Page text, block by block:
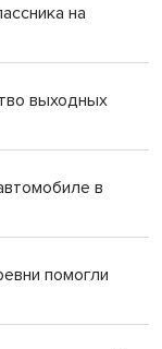
на
выходных
в
помогли